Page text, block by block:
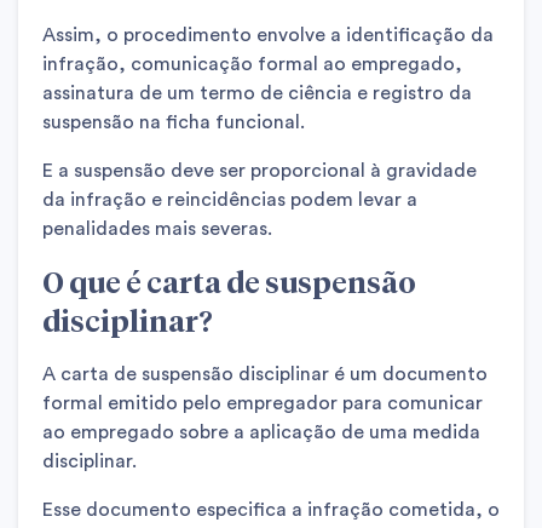
Assim, o procedimento envolve a identificação da
infração, comunicação formal ao empregado,
assinatura de um termo de ciência e registro da
suspensão na ficha funcional.
E a suspensão deve ser proporcional à gravidade
da infração e reincidências podem levar a
penalidades mais severas.
O que é carta de suspensão
disciplinar?
A carta de suspensão disciplinar é um documento
formal emitido pelo empregador para comunicar
ao empregado sobre a aplicação de uma medida
disciplinar.
Esse documento especifica a infração cometida, o